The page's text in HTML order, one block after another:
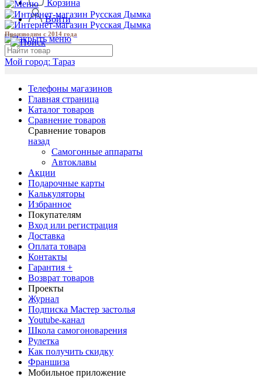
Корзина
Войти
Производим с 2014 года
Мой город: Тараз
Телефоны магазинов
Главная страница
Каталог товаров
Сравнение товаров
Сравнение товаров
назад
Самогонные аппараты
Автоклавы
Акции
Подарочные карты
Калькуляторы
Избранное
Покупателям
Вход или регистрация
Доставка
Оплата товара
Контакты
Гарантия +
Возврат товаров
Проекты
Журнал
Подписка Мастер застолья
Youtube-канал
Школа самогоноварения
Рулетка
Как получить скидку
Франшиза
Мобильное приложение